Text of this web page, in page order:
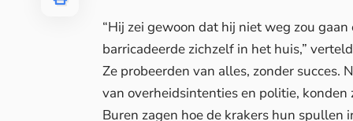
“Hij zei gewoon dat hij niet weg zou
barricadeerde zichzelf in het huis,”
Ze probeerden van alles, zonder succes.
van overheidsintenties en politie,
Buren zagen hoe de krakers hun spullen